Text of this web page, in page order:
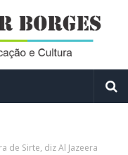
de Sirte, diz Al Jazeera